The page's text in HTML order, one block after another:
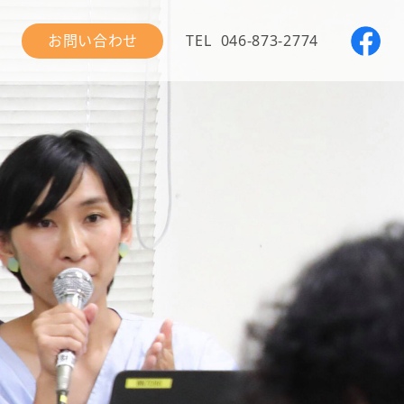
お問い合わせ TEL 046-873-2774